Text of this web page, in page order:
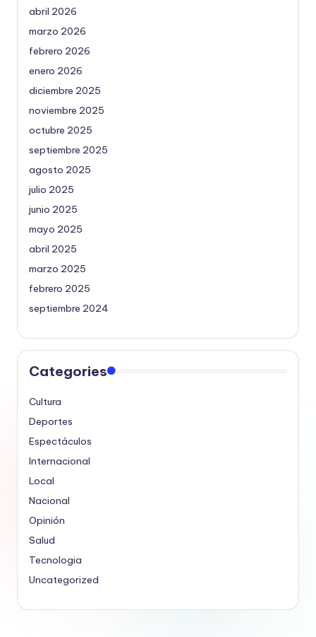
abril 2026
marzo 2026
febrero 2026
enero 2026
diciembre 2025
noviembre 2025
octubre 2025
septiembre 2025
agosto 2025
julio 2025
junio 2025
mayo 2025
abril 2025
marzo 2025
febrero 2025
septiembre 2024
Categories
Cultura
Deportes
Espectáculos
Internacional
Local
Nacional
Opinión
Salud
Tecnologia
Uncategorized